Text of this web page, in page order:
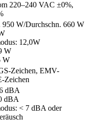
220–240 VAC ±0%,
W/Durchschn. 660 W
12,0W
W
W
Zeichen, EMV-
Zeichen
dBA
dBA
< 7 dBA oder